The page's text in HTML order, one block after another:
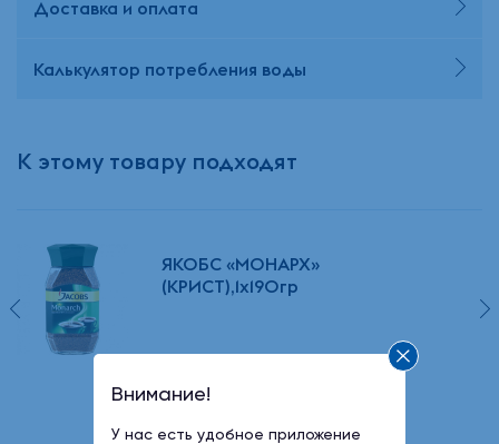
Доставка и оплата
Калькулятор потребления воды
К этому товару подходят
ЯКОБС «МОНАРХ»
(КРИСТ),1х190гр
Внимание!
У нас есть удобное приложение